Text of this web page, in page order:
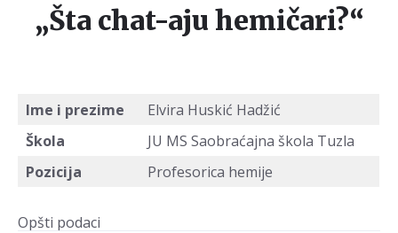
„Šta chat-aju hemičari?“
Ime i prezime
Elvira Huskić Hadžić
Škola
JU MS Saobraćajna škola Tuzla
Pozicija
Profesorica hemije
Opšti podaci